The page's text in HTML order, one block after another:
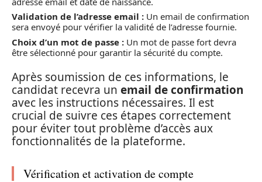
Validation de l’adresse email : Un email de confirmation
sera envoyé pour vérifier la validité de l’adresse fournie.
Choix d’un mot de passe : Un mot de passe fort devra
être sélectionné pour garantir la sécurité du compte.
Après soumission de ces informations, le
candidat recevra un email de confirmation
avec les instructions nécessaires. Il est
crucial de suivre ces étapes correctement
pour éviter tout problème d’accès aux
fonctionnalités de la plateforme.
Vérification et activation de compte